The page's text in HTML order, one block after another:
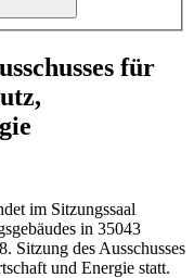
für
im Sitzungssaal
in 35043
Sitzung des Ausschusses
und Energie statt.